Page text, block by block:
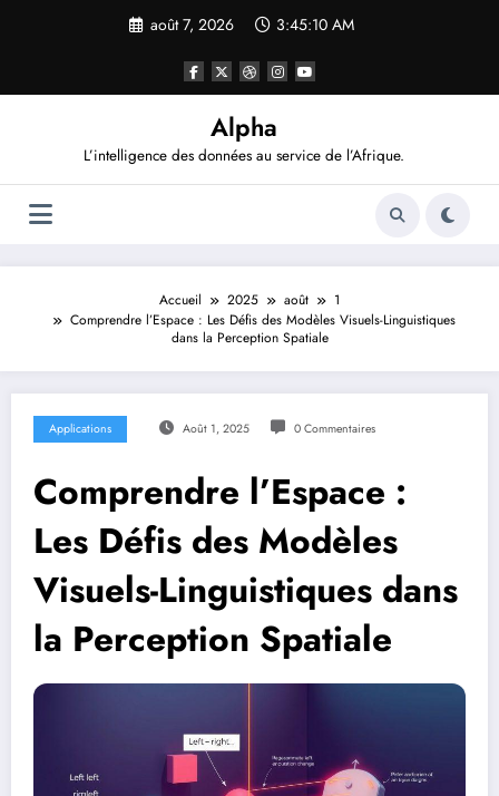
août 7, 2026 3:45:11 AM
Alpha
L’intelligence des données au service de l’Afrique.
Accueil 2025 août
1
Comprendre l’Espace : Les Défis des Modèles Visuels-Linguistiques
dans la Perception Spatiale
Applications Août 1, 2025 0 Commentaires
Comprendre l’Espace :
Les Défis des Modèles
Visuels-Linguistiques dans
la Perception Spatiale